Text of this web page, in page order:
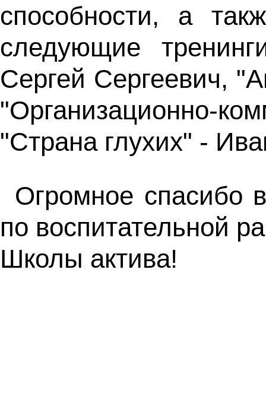
способности, а
следующие
Сергей Сергеевич,
"Организационно-
"Страна глухих" -
Огромное спасибо
по воспитательной
Школы актива!